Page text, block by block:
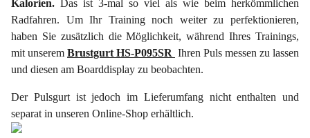
Kalorien. Das ist 3-mal so viel als wie beim herkömmlichen
Radfahren. Um Ihr Training noch weiter zu perfektionieren,
haben Sie zusätzlich die Möglichkeit, während Ihres Trainings,
mit unserem Brustgurt HS-P095SR Ihren Puls messen zu lassen
und diesen am Boarddisplay zu beobachten.
Der Pulsgurt ist jedoch im Lieferumfang nicht enthalten und
separat in unseren Online-Shop erhältlich.